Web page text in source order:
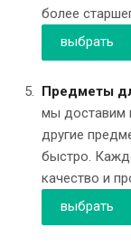
более
выбрать
Предметы
мы доставим
другие
быстро.
качество и
выбрать